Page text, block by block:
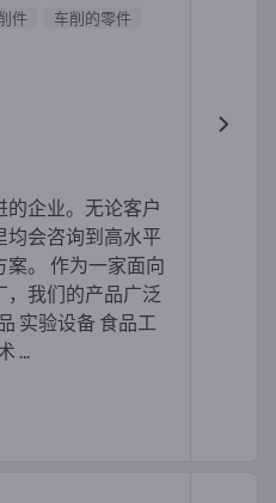
件
车削的零件
的企业。无论客户
均会咨询到高水平
。 作为一家面向
，我们的产品广泛
实验设备 食品工
...